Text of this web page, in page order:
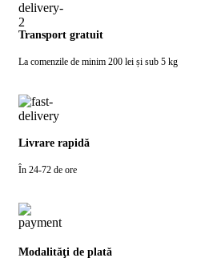
Transport gratuit
La comenzile de minim 200 lei și sub 5 kg
Livrare rapidă
În 24-72 de ore
Modalităţi de plată